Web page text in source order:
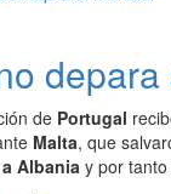
de Portugal
Malta, que
Albania y por